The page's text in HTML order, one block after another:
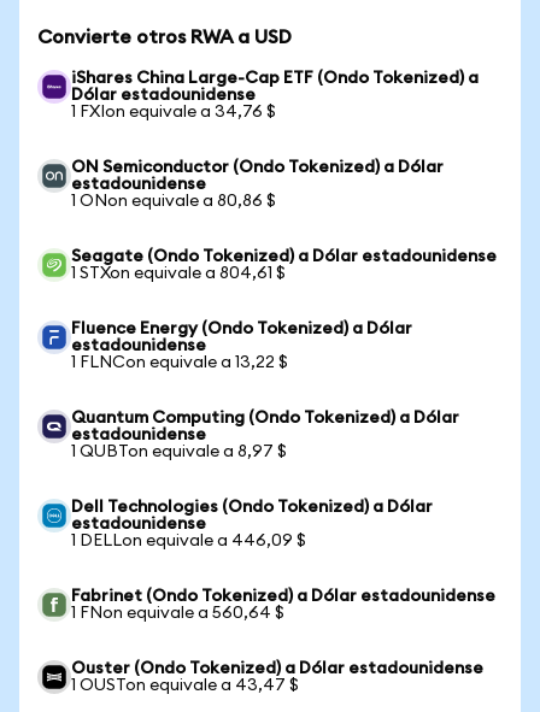
Convierte otros RWA a USD
iShares China Large-Cap ETF (Ondo Tokenized) a
Dólar estadounidense
1 FXIon equivale a 34,76 $
ON Semiconductor (Ondo Tokenized) a Dólar
estadounidense
1 ONon equivale a 80,86 $
Seagate (Ondo Tokenized) a Dólar estadounidense
1 STXon equivale a 804,61 $
Fluence Energy (Ondo Tokenized) a Dólar
estadounidense
1 FLNCon equivale a 13,22 $
Quantum Computing (Ondo Tokenized) a Dólar
estadounidense
1 QUBTon equivale a 8,97 $
Dell Technologies (Ondo Tokenized) a Dólar
estadounidense
1 DELLon equivale a 446,09 $
Fabrinet (Ondo Tokenized) a Dólar estadounidense
1 FNon equivale a 560,64 $
Ouster (Ondo Tokenized) a Dólar estadounidense
1 OUSTon equivale a 43,47 $